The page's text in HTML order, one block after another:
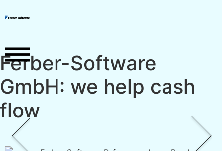
Ferber-Software
GmbH: we help cash
flow